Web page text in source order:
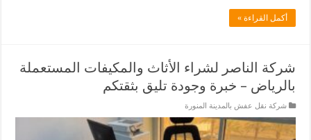
أكمل القراءة »
شركة الناصر لشراء الأثاث والمكيفات المستعملة
بالرياض – خبرة وجودة تليق بثقتكم
شركة نقل عفش بالمدينة المنورة